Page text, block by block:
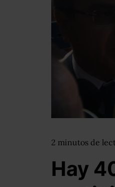
2 minutos de
Hay